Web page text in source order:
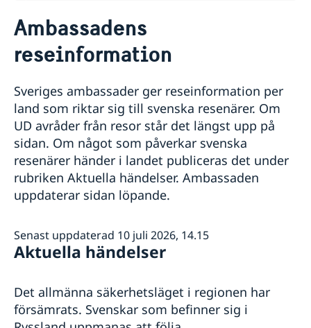
Hjälp till svenskar i Ryssland
Rösta i Ryssland
Råd och stöd vid nödsituation
Om du blir sjuk eller råkar ut för en olycka
Pass
Förnyelse av pass för vuxna
Ansökan om första pass för barn
Förnyelse av pass för barn under 18 år
Provisoriskt pass
Nationellt id-kort
Namnändring
Samordningsnummer
Levnadsintyg
Hjälp kring medborgarskap
Att behålla svenskt medborgarskap
Dubbelt medborgarskap
Registrera nyfödd i Ryssland
Apostiller
Avgifter i Ryssland
Gifta sig i Ryssland
Juridisk hjälp i Ryssland
Arv i Ryssland
Körkort i Ryssland
Reseinformation
Aktuella händelser
Allmänna säkerhetsläget
Terrorism
Naturförhållanden och katastrofer
In- och utresebestämmelser
Hälso- och sjukvård
Lokala lagar och sedvänjor
Kriminalitet och personlig säkerhet
Försäkringsskydd
Övriga upplysningar
Inför resan
UD och ambassadens krisberedskap
Ambassadens
reseinformation
Sveriges ambassader ger reseinformation per
land som riktar sig till svenska resenärer. Om
UD avråder från resor står det längst upp på
sidan. Om något som påverkar svenska
resenärer händer i landet publiceras det under
rubriken Aktuella händelser. Ambassaden
uppdaterar sidan löpande.
Senast uppdaterad 10 juli 2026, 14.15
Aktuella händelser
Det allmänna säkerhetsläget i regionen har
försämrats. Svenskar som befinner sig i